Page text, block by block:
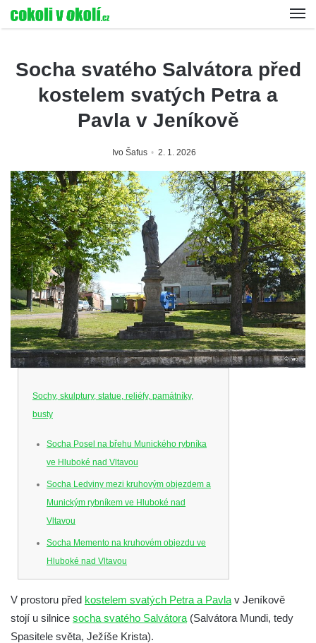
Socha svatého Salvátora před
kostelem svatých Petra a
Pavla v Jeníkově
Ivo Šafus 2. 1. 2026
Sochy, skulptury, statue, reliéfy, památníky,
busty
Socha Posel na břehu Munického rybníka
ve Hluboké nad Vltavou
Socha Ledviny mezi kruhovým objezdem a
Munickým rybníkem ve Hluboké nad
Vltavou
Socha Memento na kruhovém objezdu ve
Hluboké nad Vltavou
Socha Chalikotérium v ZOO Hluboká
Socha Smilodon v ZOO Hluboká
Socha Veledaněk v ZOO Hluboká
V prostoru před kostelem svatých Petra a Pavla v Jeníkově
stojí u silnice socha svatého Salvátora (Salvátora Mundi, tedy
Spasitele světa, Ježíše Krista).